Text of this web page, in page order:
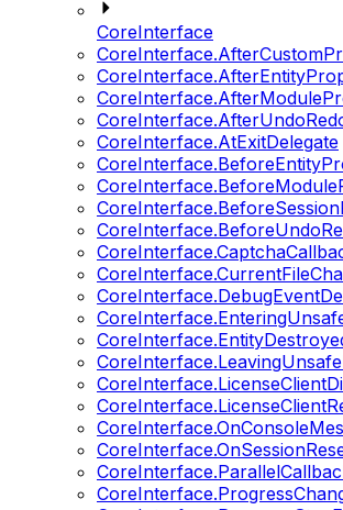
CoreInterface
CoreInterface.AtExitDelegate